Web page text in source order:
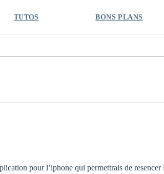
TUTOS BONS PLANS
pour l’iphone qui permettrais de